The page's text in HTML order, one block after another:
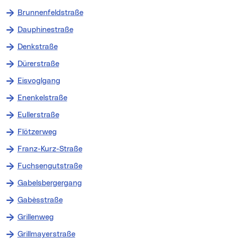
Brunnenfeldstraße
Dauphinestraße
Denkstraße
Dürerstraße
Eisvoglgang
Enenkelstraße
Eullerstraße
Flötzerweg
Franz-Kurz-Straße
Fuchsengutstraße
Gabelsbergergang
Gabèsstraße
Grillenweg
Grillmayerstraße